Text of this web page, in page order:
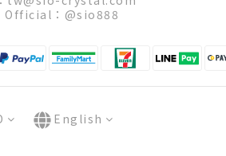
Official： @sio888
English